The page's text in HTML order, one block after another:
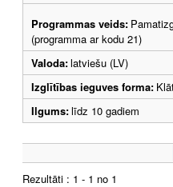
Programmas veids:
(programma ar kodu 21)
Valoda:latviešu (LV)
Izglītības ieguves forma:
Ilgums:līdz 10 gadiem
Rezultāti : 1 - 1 no 1